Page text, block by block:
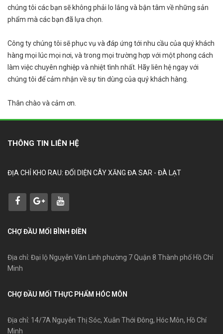
chúng tôi các bạn sẽ không phải lo lắng và bận tâm về những sản
phẩm mà các bạn đã lựa chọn.
Công ty chúng tôi sẽ phục vụ và đáp ứng tới nhu cầu của quý khách
hàng mọi lúc mọi nơi, và trong mọi trường hợp với một phong cách
làm việc chuyên nghiệp và nhiệt tình nhất. Hãy liên hệ ngay với
chúng tôi để cảm nhận về sự tin dùng của quý khách hàng.
Thân chào và cảm ơn.
THÔNG TIN LIÊN HỆ
ĐỊA CHỈ KHO RAU: ĐỐI DIỆN CÂY XĂNG ĐA SAR - ĐÀ LẠT
CHỢ ĐẦU MỐI BÌNH ĐIỀN
Địa chỉ: Đại lộ Nguyễn Văn Linh phường 7 Quận 8 Thành phố Hồ Chí
Minh
CHỢ ĐẦU MỐI THỰC PHẨM HÓC MÔN
Địa chỉ: 14/7A Nguyễn Thị Sóc, Xuân Thới Đông, Hóc Môn, Hồ Chí
Minh